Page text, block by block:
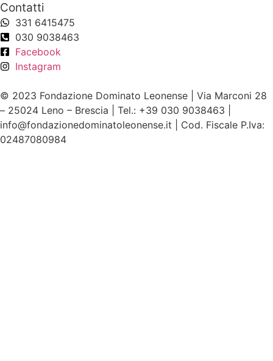
Contatti
331 6415475
030 9038463
Facebook
Instagram
© 2023 Fondazione Dominato Leonense | Via Marconi 28
– 25024 Leno – Brescia | Tel.: +39 030 9038463 |
info@fondazionedominatoleonense.it | Cod. Fiscale P.Iva:
02487080984